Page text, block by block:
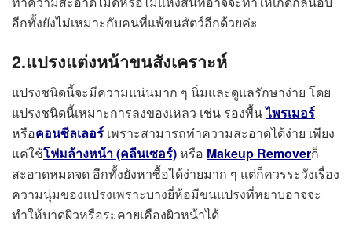
อีกทั้งยังไม่เหมาะกับคนที่แพ้ขนสัตว์อีกด้วยค่ะ
2.แปรงแต่งหน้าขนสังเคราะห์
แปรงชนิดนี้จะมีความแน่นมาก ๆ นิ่มและดูแลรักษาง่าย โดย
แปรงชนิดนี้เหมาะการลงของเหลว เช่น รองพื้นไพรเมอร์
หรือคอนซีลเลอร์ เพราะสามารถทำความสะอาดได้ง่าย เพียง
แค่ใช้โฟมล้างหน้า (คลีนเซอร์)หรือ Makeup Removerก็
สะอาดหมดจด อีกทั้งยังหาซื้อได้ง่ายมาก ๆ แต่ก็ควรระวังเรื่อง
ความนุ่มของแปรงเพราะบางยี่ห้อมีขนแปรงที่หยาบอาจจะ
ทำให้บาดผิวหรือระคายเคืองผิวหน้าได้